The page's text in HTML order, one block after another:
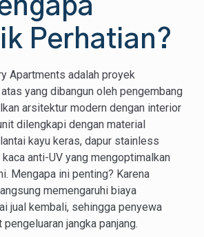
Perhatian?
Apartments adalah proyek
yang dibangun oleh pengembang
arsitektur modern dengan interior
dilengkapi dengan material
kayu keras, dapur stainless
anti-UV yang mengoptimalkan
Mengapa ini penting? Karena
memengaruhi biaya
jual kembali, sehingga penyewa
jangka panjang.